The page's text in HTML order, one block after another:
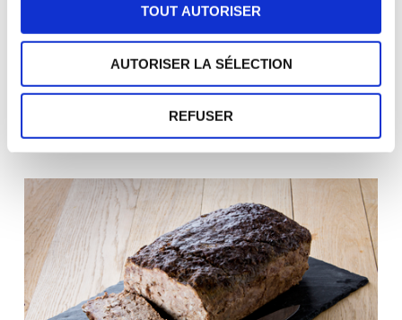
TOUT AUTORISER
AUTORISER LA SÉLECTION
REFUSER
Jambon cuit Montagne 3 noix,
avec couenne
Valtitude (Aurillac)